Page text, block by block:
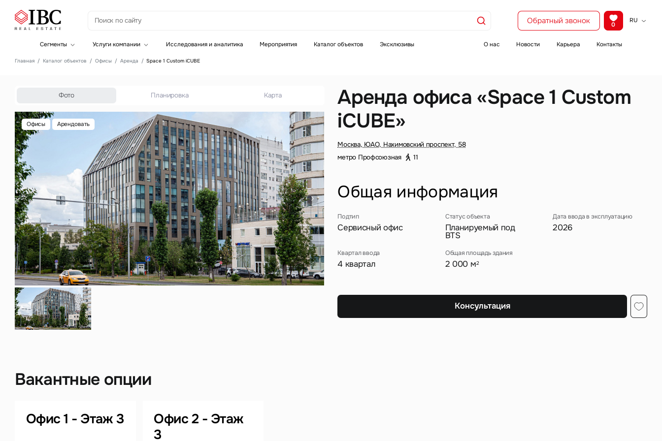
Обратный звонок 0
RU
Сегменты
Складская недвижимость
Услуги компании
Земельные активы и девелопмент
Складская недвижимость
Стратегический консалтинг
Исследования и аналитика
Управление проектами строительства
Исследования и аналитика Мероприятия Каталог объектов Эксклюзивы О нас Новости Карьера Контакты
Главная Каталог объектов Офисы Аренда Space 1 Custom iCUBE
Аренда офиса «Space 1 Custom
iCUBE»
Москва, ЮАО, Нахимовский проспект, 58
метро Профсоюзная
11
Общая информация
Подтип
Сервисный офис
Статус объекта
Планируемый под
BTS
Дата ввода в эксплуатацию
2026
Квартал ввода
4 квартал
Общая площадь здания
2 000 м2
Консультация
Фото Планировка Карта
Офисы Арендовать
Вакантные опции
Офис 1 - Этаж 3
Офис 2 - Этаж
3
Заказать звонок
Введен неверный формат
Это обязательное поле
Введен неверный формат
Это обязательное поле
Введен неверный форматСейчас
Отправить
Нажимая на кнопку «Отправить», вы даете свое согласие на обработку и использование ваших
персональных
данных